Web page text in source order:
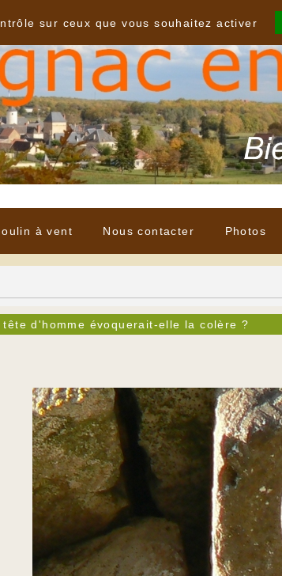
à vent Nous contacter Photos
tête d'homme évoquerait-elle la colère ?
sur ceux que vous souhaitez activer